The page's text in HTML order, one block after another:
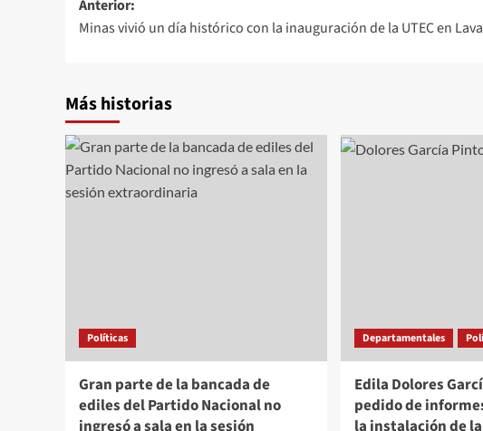
Navegación
de
Anterior:
Minas vivió un día histórico con la inauguración de la UTEC en
Más historias
Políticas
Gran parte de la bancada de
ediles del Partido Nacional no
Departamentales
Edila Dolores
pedido de